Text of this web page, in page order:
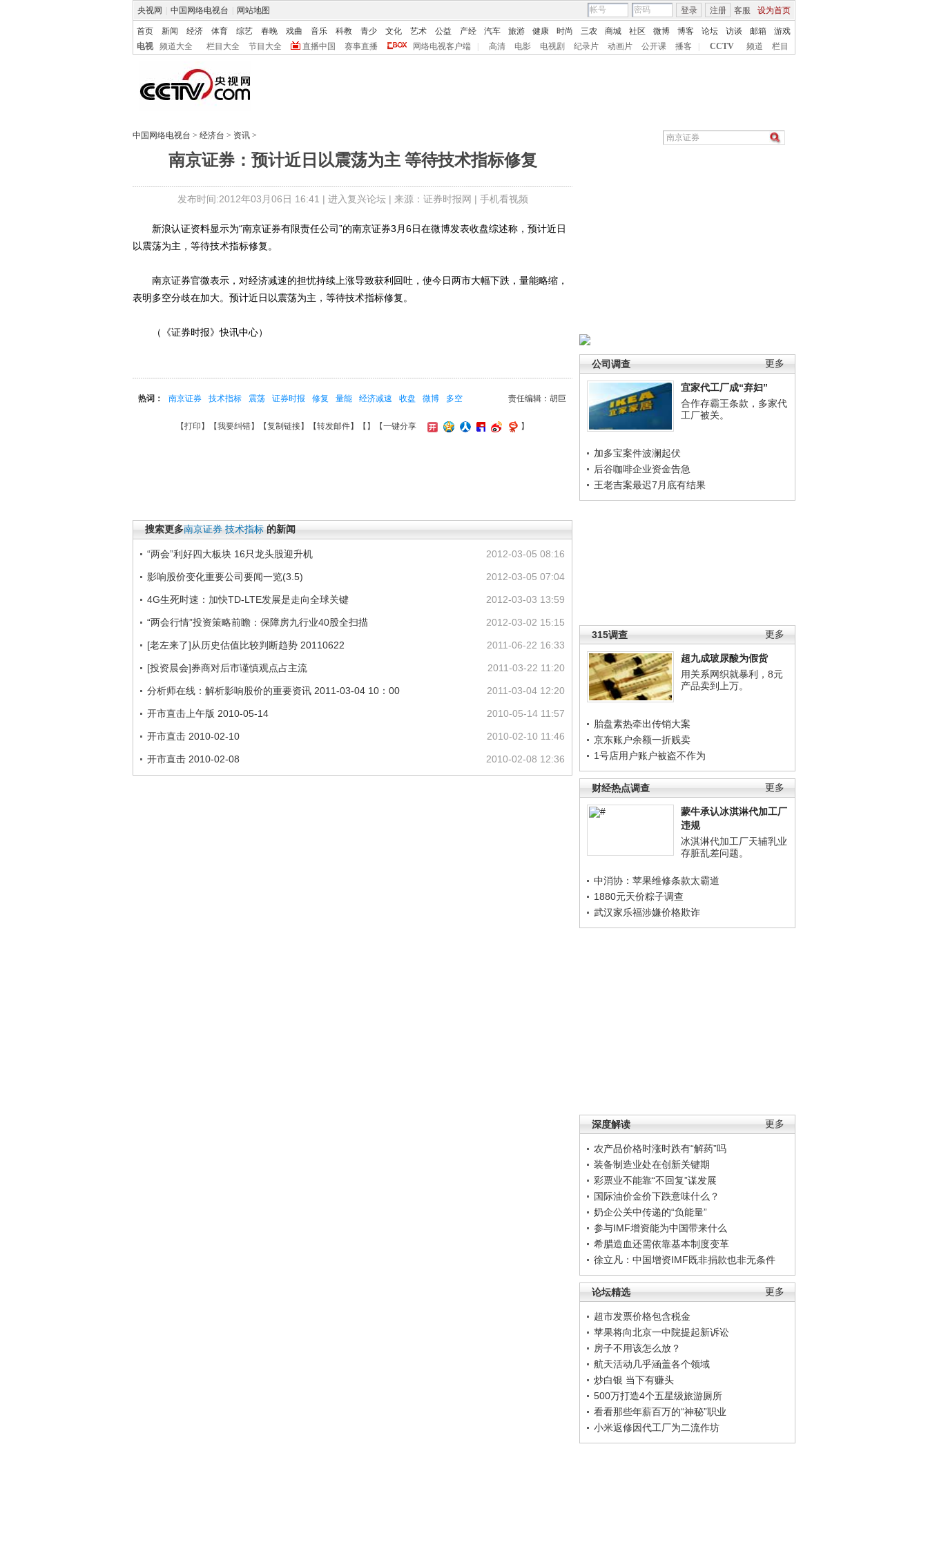
央视网 中国网络电视台 网站地图 客服 设为首页
登录 注册
首页 新闻 经济 体育 综艺 春晚 戏曲 音乐 科教 青少 文化 艺术 公益 产经 汽车 旅游 健康 时尚 三农 商城 社区 微博 博客 论坛 访谈 邮箱
游戏
电视
频道大全 栏目大全 节目大全 直播中国 赛事直播 网络电视客户端 高清 电影 电视剧 纪录片 动画片 公开课 播客 CCTV 频道 栏目
中国网络电视台 > 经济台 > 资讯 >
南京证券：预计近日以震荡为主 等待技术指标修复
发布时间:2012年03月06日 16:41 | 进入复兴论坛| 来源：证券时报网 | 手机看视频
更多
公司调查
宜家代工厂成“弃妇”
合作存霸王条款，多家代
工厂被关。
加多宝案件波澜起伏
后谷咖啡企业资金告急
王老吉案最迟7月底有结果
更多
315调查
超九成玻尿酸为假货
用关系网织就暴利，8元
产品卖到上万。
胎盘素热牵出传销大案
京东账户余额一折贱卖
1号店用户账户被盗不作为
更多
财经热点调查
蒙牛承认冰淇淋代加工厂
违规
冰淇淋代加工厂天辅乳业
存脏乱差问题。
中消协：苹果维修条款太霸道
1880元天价粽子调查
武汉家乐福涉嫌价格欺诈
更多
深度解读
农产品价格时涨时跌有“解药”吗
装备制造业处在创新关键期
彩票业不能靠“不回复”谋发展
国际油价金价下跌意味什么？
奶企公关中传递的“负能量”
参与IMF增资能为中国带来什么
希腊造血还需依靠基本制度变革
徐立凡：中国增资IMF既非捐款也非无条件
更多
论坛精选
超市发票价格包含税金
苹果将向北京一中院提起新诉讼
房子不用该怎么放？
航天活动几乎涵盖各个领域
炒白银 当下有赚头
500万打造4个五星级旅游厕所
看看那些年薪百万的“神秘”职业
小米返修因代工厂为二流作坊
新浪认证资料显示为“南京证券有限责任公司”的南京证券3月6日在微博发表收盘综述称，预计近日
以震荡为主，等待技术指标修复。
南京证券官微表示，对经济减速的担忧持续上涨导致获利回吐，使今日两市大幅下跌，量能略缩，
表明多空分歧在加大。预计近日以震荡为主，等待技术指标修复。
（《证券时报》快讯中心）
责任编辑：胡巨
热词： 南京证券 技术指标 震荡 证券时报 修复 量能 经济减速 收盘 微博 多空
【打印 】【我要纠错】【复制链接】【转发邮件】【 】 【一键分享 】
搜索更多南京证券 技术指标 的新闻
2012-03-05 08:16
“两会”利好四大板块 16只龙头股迎升机
2012-03-05 07:04
影响股价变化重要公司要闻一览(3.5)
2012-03-03 13:59
4G生死时速：加快TD-LTE发展是走向全球关键
2012-03-02 15:15
“两会行情”投资策略前瞻：保障房九行业40股全扫描
2011-06-22 16:33
[老左来了]从历史估值比较判断趋势 20110622
2011-03-22 11:20
[投资晨会]券商对后市谨慎观点占主流
2011-03-04 12:20
分析师在线：解析影响股价的重要资讯 2011-03-04 10：00
2010-05-14 11:57
开市直击上午版 2010-05-14
2010-02-10 11:46
开市直击 2010-02-10
2010-02-08 12:36
开市直击 2010-02-08